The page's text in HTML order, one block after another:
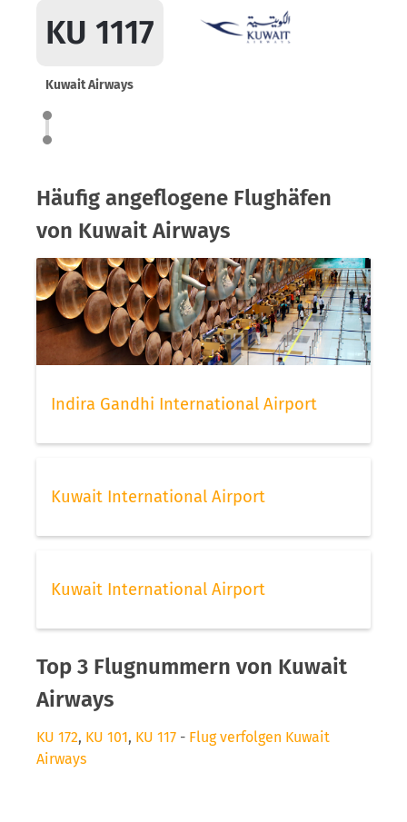
KU 1117
Kuwait Airways
Häufig angeflogene Flughäfen
von Kuwait Airways
Indira Gandhi International Airport
Kuwait International Airport
Kuwait International Airport
Top 3 Flugnummern von Kuwait
Airways
KU 172, KU 101, KU 117 - Flug verfolgen Kuwait
Airways